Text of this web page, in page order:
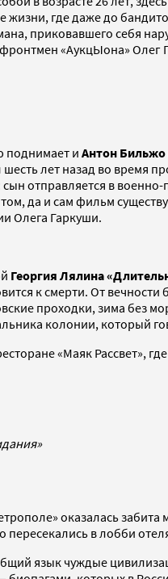
жизни, где даже до
приковавшего себя
«АукцЫона» Олег
поднимает и Антон Бильжо
лет назад во время
отправляется в
да и сам фильм
Олега Гаркуши.
Георгия Лялина
к смерти. От
проходки, зима без
колонии, который
«Маяк Рассвет»,
оказалась
пересекались в лобби
язык чуждые